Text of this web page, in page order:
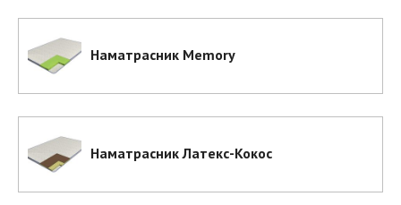
Наматрасник Memory
Наматрасник Латекс-Кокос